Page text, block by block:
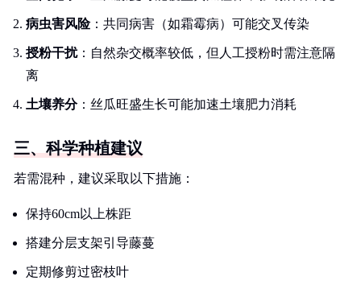
病虫害风险：共同病害（如霜霉病）可能交叉传染
授粉干扰：自然杂交概率较低，但人工授粉时需注意隔
离
土壤养分：丝瓜旺盛生长可能加速土壤肥力消耗
三、科学种植建议
若需混种，建议采取以下措施：
保持60cm以上株距
搭建分层支架引导藤蔓
定期修剪过密枝叶